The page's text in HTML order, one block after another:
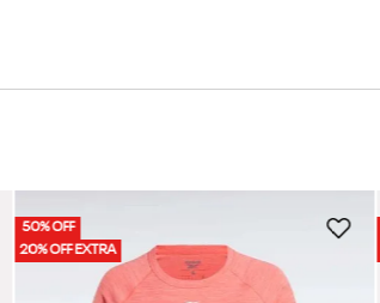
50% OFF
20% OFF EXTRA